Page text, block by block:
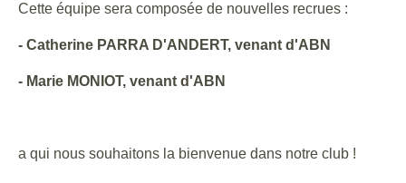
Cette équipe sera composée de nouvelles recrues :
- Catherine PARRA D'ANDERT, venant d'ABN
- Marie MONIOT, venant d'ABN
a qui nous souhaitons la bienvenue dans notre club !